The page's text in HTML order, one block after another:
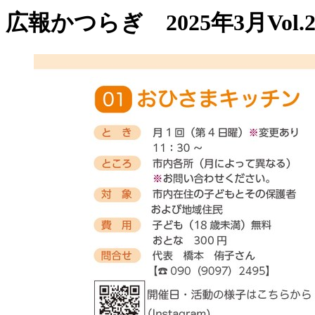
広報かつらぎ 2025年3月